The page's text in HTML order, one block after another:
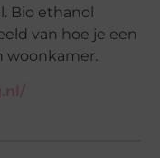
Bio ethanol
van hoe je een
woonkamer.